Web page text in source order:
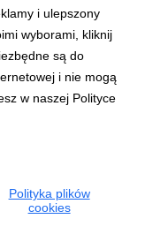
i ulepszony
wyborami, kliknij
są do
i nie mogą
w naszej Polityce
Polityka plików
cookies